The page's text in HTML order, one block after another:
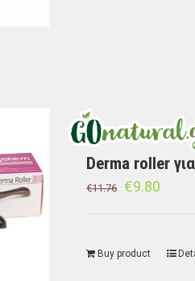
Derma roller
€11.76 €9.80
Buy product